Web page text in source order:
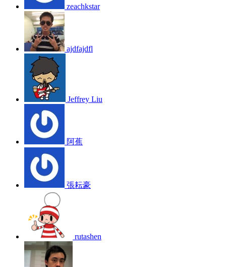
zeachkstar
ajdfajdfl
Jeffrey Liu
阿蕉
張耘豪
rutashen